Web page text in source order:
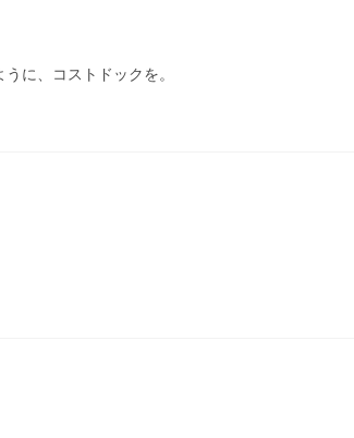
に、コストドックを。